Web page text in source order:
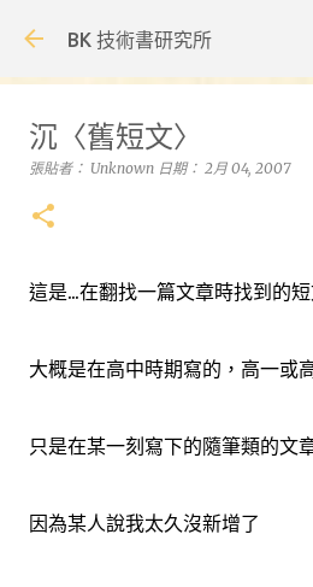
BK 技術書研究所
沉〈舊短文〉
張貼者： Unknown 日期： 2月 04, 2007
這是...在翻找一篇文章時找到的
大概是在高中時期寫的，高一或
只是在某一刻寫下的隨筆類的文
因為某人說我太久沒新增了